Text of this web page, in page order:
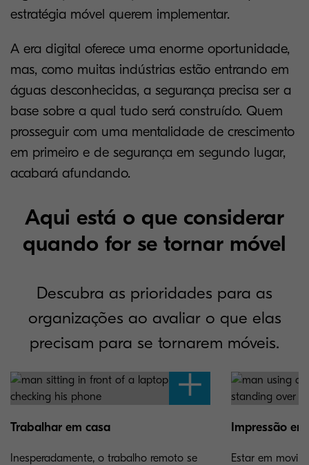
estratégia móvel querem implementar.
A era digital oferece uma enorme oportunidade,
mas, como muitas indústrias estão entrando em
águas desconhecidas, a segurança precisa ser a
base sobre a qual tudo será construído. Quem
prosseguir com uma mentalidade de crescimento
em primeiro e de segurança em segundo lugar,
acabará afundando.
Aqui está o que considerar
quando for se tornar móvel
Descubra as prioridades para as
organizações ao avaliar o que elas
precisam para se tornarem móveis.
Trabalhar em casa
Inesperadamente, o trabalho remoto se
Impressão
Estar em